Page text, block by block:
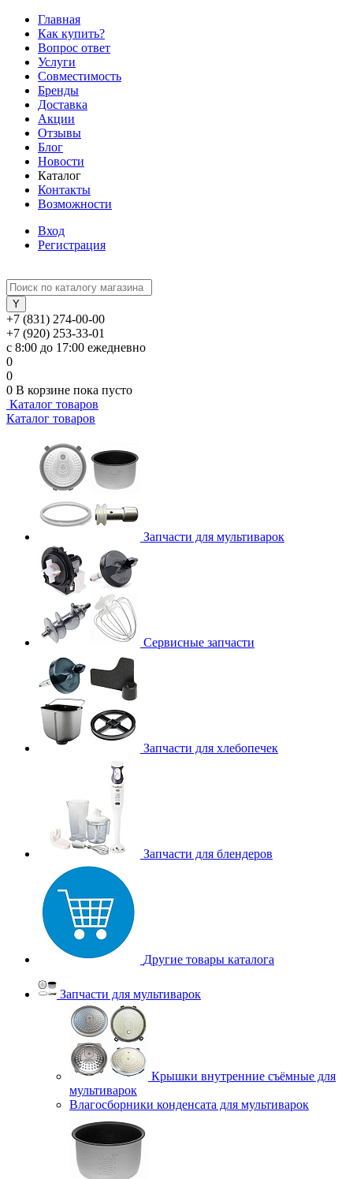
Главная
Как купить?
Вопрос ответ
Услуги
Совместимость
Бренды
Доставка
Акции
Отзывы
Блог
Новости
Каталог
Контакты
Возможности
Вход
Регистрация
+7 (831) 274-00-00
+7 (920) 253-33-01
с 8:00 до 17:00 ежедневно
0
0
0 В корзине пока пусто
Каталог товаров
Каталог товаров
Запчасти для мультиварок
Сервисные запчасти
Запчасти для хлебопечек
Запчасти для блендеров
Другие товары каталога
Запчасти для мультиварок
Крышки внутренние съёмные для
мультиварок
Влагосборники конденсата для мультиварок